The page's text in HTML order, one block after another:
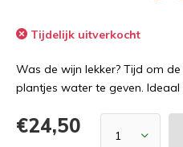
Tijdelijk uitverkocht
Was de wijn lekker? Tijd om
plantjes water te geven.
€24,50